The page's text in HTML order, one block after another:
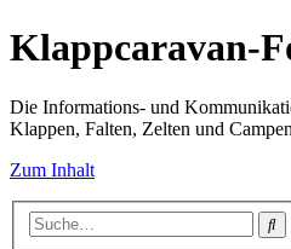
Klappcaravan-
Die Informations- und
Klappen, Falten, Zelten und
Zum Inhalt